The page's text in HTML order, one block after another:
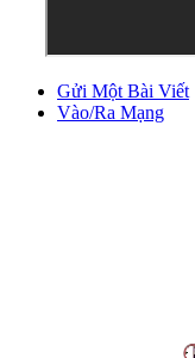
Gửi Một Bài Viết
Vào/Ra Mạng